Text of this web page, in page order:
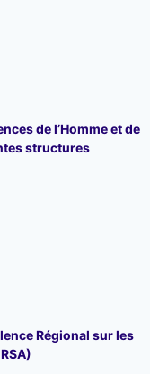
de l’Homme et de
structures
Régional sur les